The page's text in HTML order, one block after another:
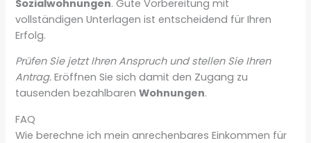
Sozialwohnungen. Gute Vorbereitung mit
vollständigen Unterlagen ist entscheidend für Ihren
Erfolg.
Prüfen Sie jetzt Ihren Anspruch und stellen Sie Ihren
Antrag. Eröffnen Sie sich damit den Zugang zu
tausenden bezahlbarenWohnungen.
FAQ
Wie berechne ich mein anrechenbares Einkommen für